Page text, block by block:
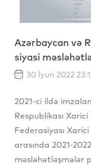
Azərbaycan və
siyasi
30 İyun 2022
2021-ci ildə
Respublikası
Federasiyası
arasında 2021-
məsləhətləşmələr